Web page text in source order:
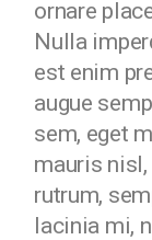
ornare
Nulla
est enim
augue
sem, eget
mauris
rutrum,
lacinia mi,